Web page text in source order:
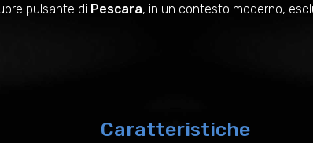
pulsante di Pescara, in un contesto moderno,
Caratteristiche